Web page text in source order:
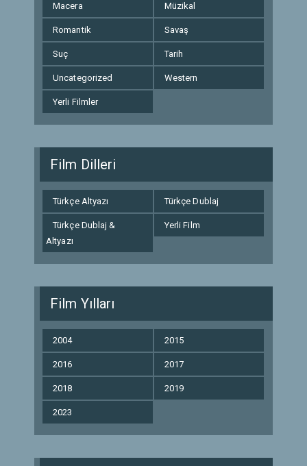
Macera Müzikal
Romantik Savaş
Suç Tarih
Uncategorized Western
Yerli Filmler
Film Dilleri
Türkçe Altyazı Türkçe Dublaj
Türkçe Dublaj &
Altyazı
Yerli Film
Film Yılları
2004 2015
2016 2017
2018 2019
2023